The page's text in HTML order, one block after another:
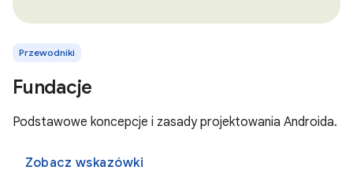
Przewodniki
Fundacje
Podstawowe koncepcje i zasady projektowania Androida.
Zobacz wskazówki